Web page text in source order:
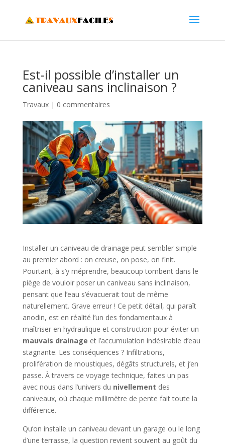
Est-il possible d’installer un
caniveau sans inclinaison ?
Travaux| 0 commentaires
Installer un caniveau de drainage peut sembler simple
au premier abord : on creuse, on pose, on finit.
Pourtant, à s’y méprendre, beaucoup tombent dans le
piège de vouloir poser un caniveau sans inclinaison,
pensant que l’eau s’évacuerait tout de même
naturellement. Grave erreur ! Ce petit détail, qui paraît
anodin, est en réalité l’un des fondamentaux à
maîtriser en hydraulique et construction pour éviter un
mauvais drainage et l’accumulation indésirable d’eau
stagnante. Les conséquences ? Infiltrations,
prolifération de moustiques, dégâts structurels, et j’en
passe. À travers ce voyage technique, faites un pas
avec nous dans l’univers du nivellement des
caniveaux, où chaque millimètre de pente fait toute la
différence.
Qu’on installe un caniveau devant un garage ou le long
d’une terrasse, la question revient souvent au goût du